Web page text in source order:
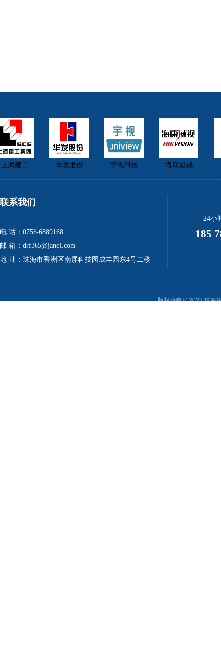
24小
185
版权所有 © 2022 珠海
联系我们
电 话：0756-6889168
邮 箱：drf365@janqi.com
地 址：珠海市香洲区南屏科技园成丰园东4号二楼
海建工 华发股份 宇视科技 海康威视